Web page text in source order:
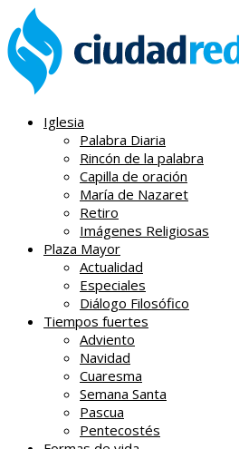
Iglesia
Palabra Diaria
Rincón de la palabra
Capilla de oración
María de Nazaret
Retiro
Imágenes Religiosas
Plaza Mayor
Actualidad
Especiales
Diálogo Filosófico
Tiempos fuertes
Adviento
Navidad
Cuaresma
Semana Santa
Pascua
Pentecostés